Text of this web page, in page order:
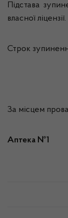
Підстава
власної ліцензії.
Строк
За місцем
Аптека №1